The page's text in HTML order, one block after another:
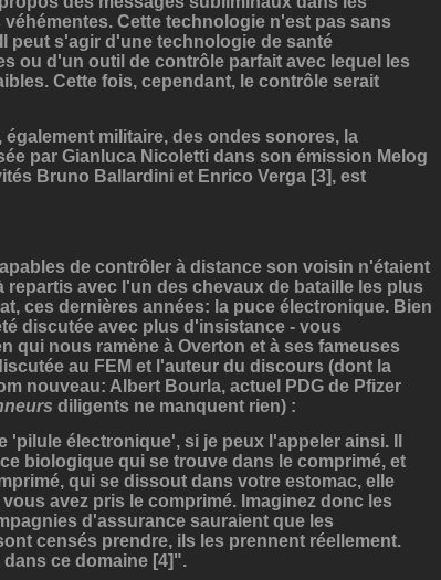
Cette technologie n'est pas sans
peut s'agir d'une technologie de santé
ou d'un outil de contrôle parfait avec lequel les
Cette fois, cependant, le contrôle serait
militaire, des ondes sonores, la
par Gianluca Nicoletti dans son émission Melog
Bruno Ballardini et Enrico Verga [3], est
de contrôler à distance son voisin n'étaient
avec l'un des chevaux de bataille les plus
ces dernières années: la puce électronique. Bien
discutée avec plus d'insistance - vous
qui nous ramène à Overton et à ses fameuses
au FEM et l'auteur du discours (dont la
nouveau: Albert Bourla, actuel PDG de Pfizer
diligents ne manquent rien) :
'pilule électronique', si je peux l'appeler ainsi. Il
biologique qui se trouve dans le comprimé, et
qui se dissout dans votre estomac, elle
avez pris le comprimé. Imaginez donc les
d'assurance sauraient que les
censés prendre, ils les prennent réellement.
ce domaine [4]".